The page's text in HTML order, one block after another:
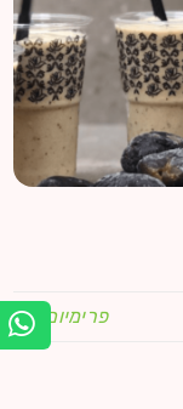
פרימיום